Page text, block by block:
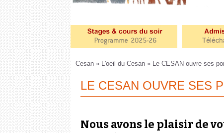
Cesan » L'oeil du Cesan » Le CESAN ouvre ses
LE CESAN OUVRE SES
Nous avons le plaisir de